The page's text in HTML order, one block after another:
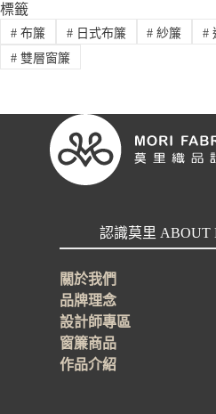
標籤
#布簾 #日式布簾 # 紗簾 #
#雙層窗簾
認識莫里 ABOUT
關於我們
品牌理念
設計師專區
窗簾商品
作品介紹